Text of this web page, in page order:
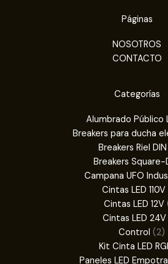
Páginas
NOSOTROS
CONTACTO
Categorías
Alumbrado Público
Breakers para ducha
Breakers Riel DIN
Breakers Square-
Campana UFO
Cintas LED 110V
Cintas LED 12V
Cintas LED 24V
Control 22
Kit Cinta LED
Paneles LED